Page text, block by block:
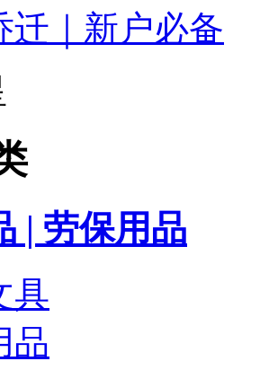
迁｜新户必备
| 劳保用品
具
品